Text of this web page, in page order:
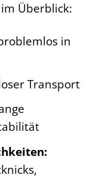
Überblick:
in
Transport